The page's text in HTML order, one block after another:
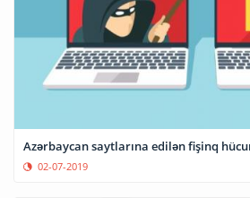
Azərbaycan saytlarına edilən fişinq
02-07-2019